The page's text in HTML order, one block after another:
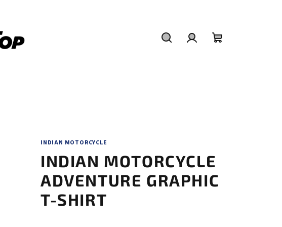
INDIAN MOTORCYCLE
INDIAN MOTORCYCLE
ADVENTURE GRAPHIC
T-SHIRT